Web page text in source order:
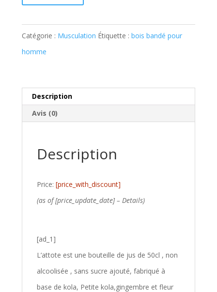
Catégorie : Musculation Étiquette : bois bandé pour
homme
Description
Avis (0)
Description
Price: [price_with_discount]
(as of [price_update_date] – Details)
[ad_1]
L’attote est une bouteille de jus de 50cl , non
alcoolisée , sans sucre ajouté, fabriqué à
base de kola, Petite kola,gingembre et fleur